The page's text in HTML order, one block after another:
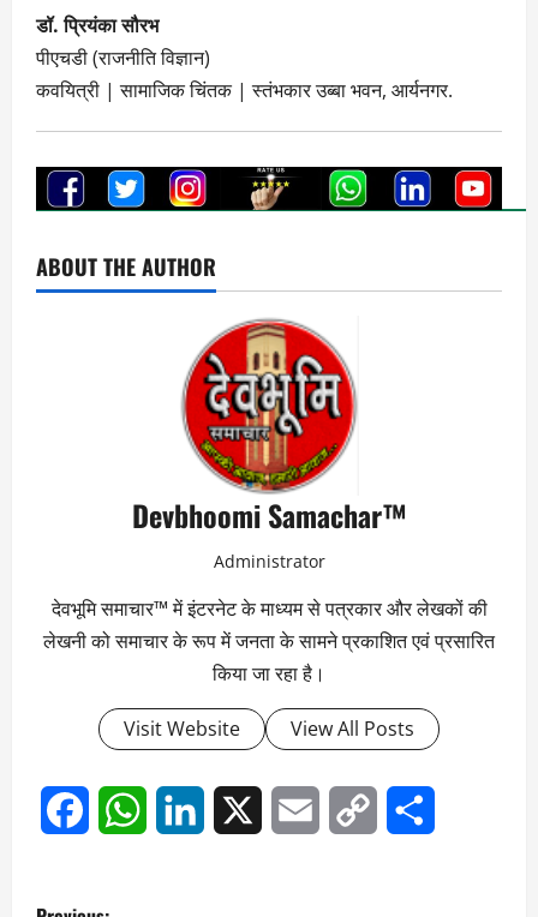
डॉ. प्रियंका सौरभ
पीएचडी (राजनीति विज्ञान)
कवयित्री | सामाजिक चिंतक | स्तंभकार उब्बा भवन, आर्यनगर.
ABOUT THE AUTHOR
Devbhoomi Samachar™
Administrator
देवभूमि समाचार™ में इंटरनेट के माध्यम से पत्रकार और लेखकों की
लेखनी को समाचार के रूप में जनता के सामने प्रकाशित एवं प्रसारित
किया जा रहा है।
Visit Website View All Posts
FacebookWhatsAppLinkedIn Email
Copy
P